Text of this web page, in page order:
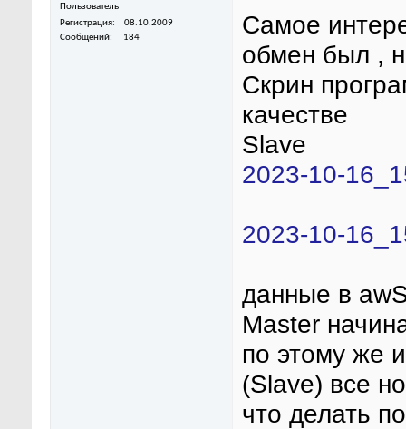
Пользователь
Регистрация
08.10.2009
Сообщений
184
Самое
обмен был ,
Скрин
качестве
Slave
2023-10-
2023-10-
данные в
Master
по этому же
(Slave) все
что делать